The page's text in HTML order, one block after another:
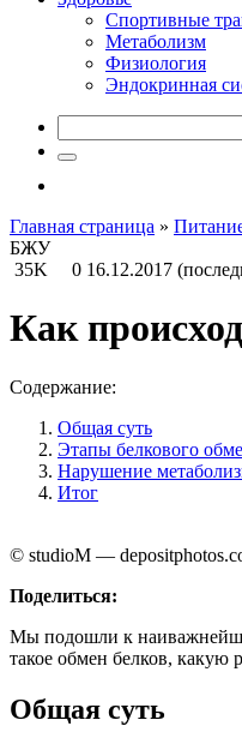
Спортивные
Метаболизм
Физиология
Эндокринная
Главная страница »
БЖУ
35K
0 16.12.2017
Как
Содержание:
Общая суть
Этапы белкового
Нарушение
Итог
© studioM —
Поделиться:
Мы подошли к
такое обмен белков, какую
Общая суть